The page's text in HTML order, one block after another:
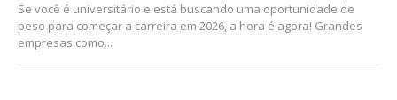
Se você é universitário e está buscando uma oportunidade de
peso para começar a carreira em 2026, a hora é agora! Grandes
empresas como...